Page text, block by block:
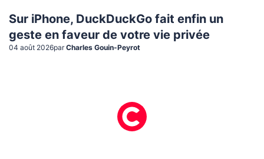
Sur iPhone, DuckDuckGo fait enfin un
geste en faveur de votre vie privée
04 août 2026par Charles Gouin-Peyrot